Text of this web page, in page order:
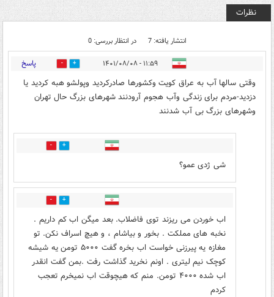
نظرات
انتشار یافته: 7 در انتظار بررسی: 0
۱۱:۵۹ - ۱۴۰۱/۰۸/۰۸ 6 پاسخ
وقتی سالها آب به عراق کویت وکشورها صادرکردید وپولشو هبه کردید یا
دزدید-مردم برای زندگی وآب هجوم آرودنند شهرهای بزرگ حال تهران
وشهرهای بزرگ بی آب شدنند
2
شی ژدی عمو؟
1
اب خوردن می ریزند توی فاضلاب. بعد میگن اب کم داریم .
نخبه های مملکت . بخور و بیاشام ، و هیچ اسراف نکن. تو
مغازه یه پیرزنی خواست اب بخره گفت ۵۰۰۰ تومن یه شیشه
کوچک نیم لیتری . اونم نخرید گذاشت رفت .بمن گفت انقدر
اب شده ۴۰۰۰ تومن. منم که هیچوقت اب نمیخرم تعجب
کردم